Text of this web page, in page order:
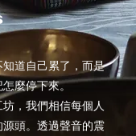
道自己累了，而是
麼停下來。
，我們相信每個人
頭。透過聲音的震